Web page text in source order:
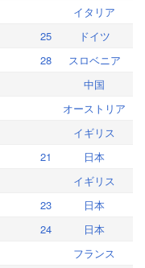
イタリア
25
ドイツ
28
スロベニア
中国
オーストリア
イギリス
21
日本
イギリス
23
日本
24
日本
フランス